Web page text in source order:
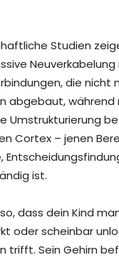
Studien
Neuverkabelung
die nicht
abgebaut,
Umstrukturierung
Cortex – jenen
ist.
dass dein Kind
oder scheinbar
trifft. Sein Gehirn